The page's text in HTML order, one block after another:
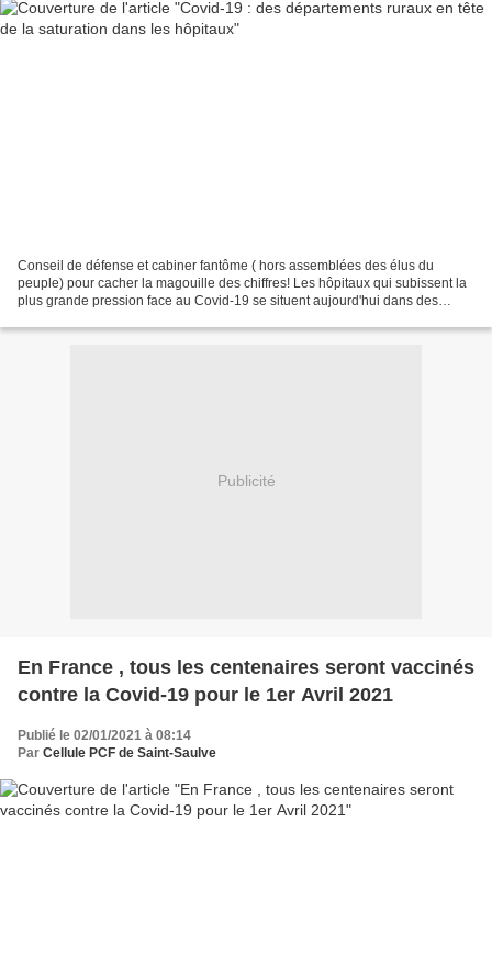
Conseil de défense et cabiner fantôme ( hors assemblées des élus du
peuple) pour cacher la magouille des chiffres! Les hôpitaux qui subissent la
plus grande pression face au Covid-19 se situent aujourd'hui dans des
Publicité
En France , tous les centenaires seront vaccinés
contre la Covid-19 pour le 1er Avril 2021
Publié le 02/01/2021 à 08:14
Par Cellule PCF de Saint-Saulve